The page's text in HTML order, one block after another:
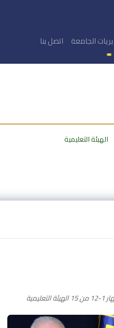
الجامعة اتصل بنا
الهيئة التعليمية
التعليمية